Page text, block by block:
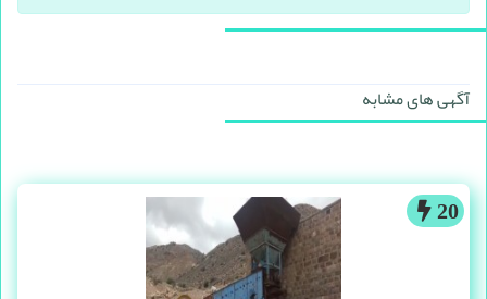
آگهی های مشابه
20